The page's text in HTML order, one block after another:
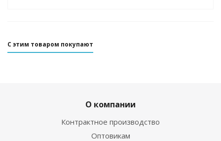
С этим товаром покупают
О компании
Контрактное производство
Оптовикам